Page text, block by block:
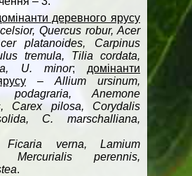
деревного ярусу
Quercus robur, Acer
platanoides, Carpinus
tremula, Tilia cordata,
U. minor; домінанти
– Allium ursinum,
podagraria, Anemone
Carex pilosa, Corydalis
C. marschalliana,
Ficaria verna, Lamium
Mercurialis perennis,
.